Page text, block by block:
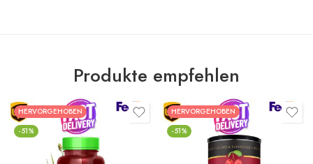
Produkte empfehlen
HERVORGEHOBEN
-51%
HERVORGEHOBEN
-51%